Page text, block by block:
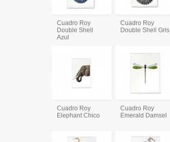
Cuadro Roy
Double Shell
Azul
Cuadro Roy
Double Shell Gris
Cuadro Roy
Elephant Chico
Cuadro Roy
Emerald Damsel